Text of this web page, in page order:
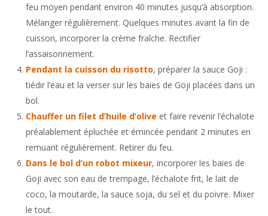
feu moyen pendant environ 40 minutes jusqu’à absorption.
Mélanger régulièrement. Quelques minutes avant la fin de
cuisson, incorporer la crème fraîche. Rectifier
l’assaisonnement.
Pendant la cuisson du risotto, préparer la sauce Goji :
tiédir l’eau et la verser sur les baies de Goji placées dans un
bol.
Chauffer un filet d’huile d’olive et faire revenir l’échalote
préalablement épluchée et émincée pendant 2 minutes en
remuant régulièrement. Retirer du feu.
Dans le bol d’un robot mixeur, incorporer les baies de
Goji avec son eau de trempage, l’échalote frit, le lait de
coco, la moutarde, la sauce soja, du sel et du poivre. Mixer
le tout.